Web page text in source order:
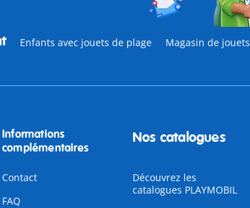
Enfants avec jouets de plage Magasin de jouets
Informations
complémentaires
Contact
FAQ
Nos catalogues
Découvrez les
catalogues PLAYMOBIL